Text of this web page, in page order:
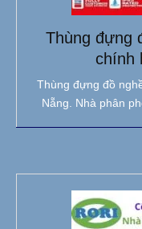
Thùng đựng
chính
Thùng đựng đồ
Nẵng. Nhà phân